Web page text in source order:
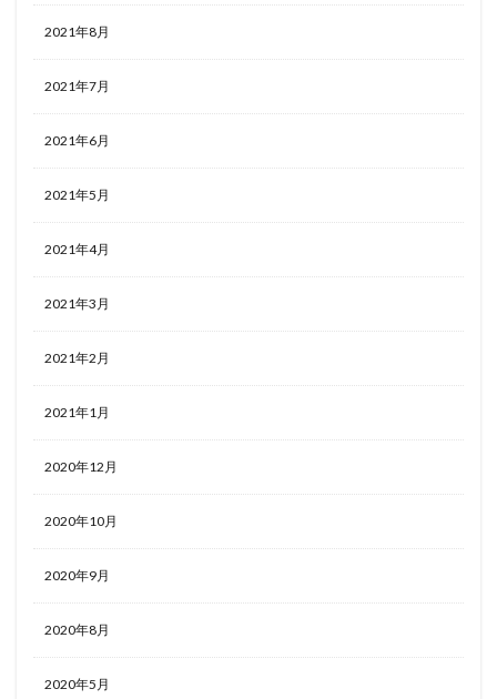
2021年8月
2021年7月
2021年6月
2021年5月
2021年4月
2021年3月
2021年2月
2021年1月
2020年12月
2020年10月
2020年9月
2020年8月
2020年5月